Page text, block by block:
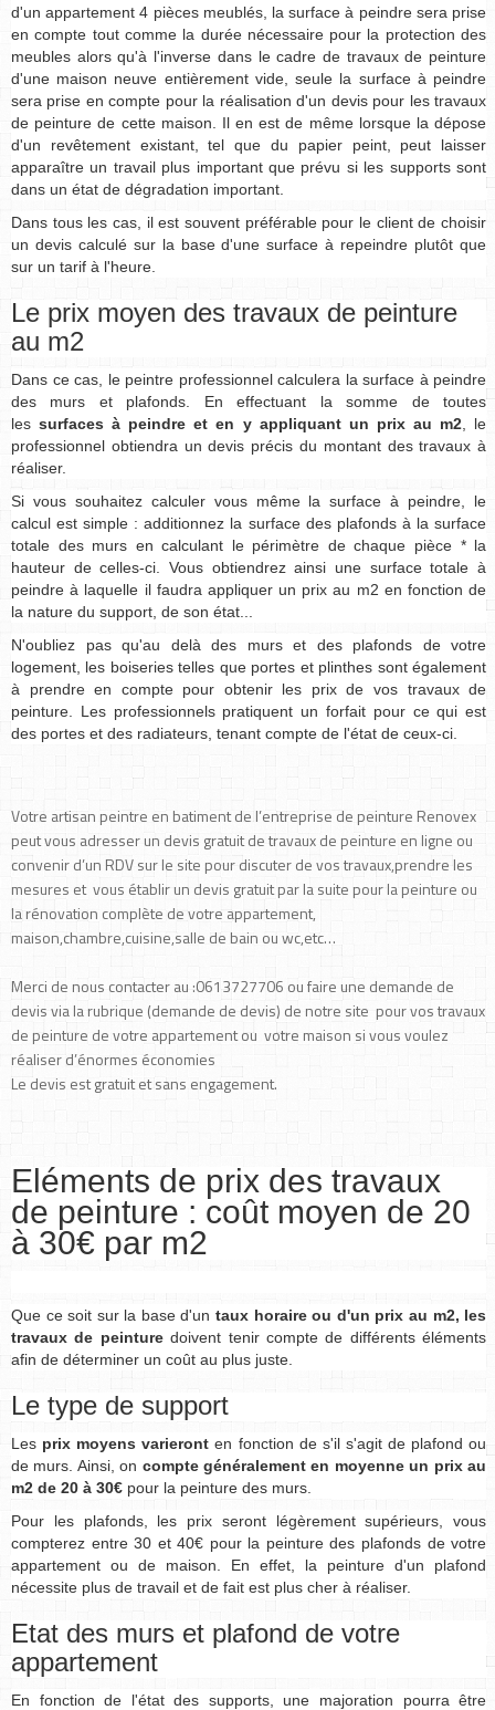
d'un appartement 4 pièces meublés, la surface à peindre sera prise
en compte tout comme la durée nécessaire pour la protection des
meubles alors qu'à l'inverse dans le cadre de travaux de peinture
d'une maison neuve entièrement vide, seule la surface à peindre
sera prise en compte pour la réalisation d'un devis pour les travaux
de peinture de cette maison. Il en est de même lorsque la dépose
d'un revêtement existant, tel que du papier peint, peut laisser
apparaître un travail plus important que prévu si les supports sont
dans un état de dégradation important.
Dans tous les cas, il est souvent préférable pour le client de choisir
un devis calculé sur la base d'une surface à repeindre plutôt que
sur un tarif à l'heure.
Le prix moyen des travaux de peinture
au m2
Dans ce cas, le peintre professionnel calculera la surface à peindre
des murs et plafonds. En effectuant la somme de toutes
les surfaces à peindre et en y appliquant un prix au m2 , le
professionnel obtiendra un devis précis du montant des travaux à
réaliser.
Si vous souhaitez calculer vous même la surface à peindre, le
calcul est simple : additionnez la surface des plafonds à la surface
totale des murs en calculant le périmètre de chaque pièce * la
hauteur de celles-ci. Vous obtiendrez ainsi une surface totale à
peindre à laquelle il faudra appliquer un prix au m2 en fonction de
la nature du support, de son état...
N'oubliez pas qu'au delà des murs et des plafonds de votre
logement, les boiseries telles que portes et plinthes sont également
à prendre en compte pour obtenir les prix de vos travaux de
peinture. Les professionnels pratiquent un forfait pour ce qui est
des portes et des radiateurs, tenant compte de l'état de ceux-ci.
Votre artisan peintre en batiment de l’entreprise de peinture Renovex
peut vous adresser un devis gratuit de travaux de peinture en ligne ou
convenir d’un RDV sur le site pour discuter de vos travaux,prendre les
mesures et vous établir un devis gratuit par la suite pour la peinture ou
la rénovation complète de votre appartement,
maison,chambre,cuisine,salle de bain ou wc,etc…
Merci de nous contacter au :0613727706 ou faire une demande de
devis via la rubrique (demande de devis) de notre site pour vos travaux
de peinture de votre appartement ou votre maison si vous voulez
réaliser d’énormes économies
Le devis est gratuit et sans engagement.
Eléments de prix des travaux
de peinture : coût moyen de 20
à 30€ par m2
Que ce soit sur la base d'un taux horaire ou d'un prix au m2, les
travaux de peinture doivent tenir compte de différents éléments
afin de déterminer un coût au plus juste.
Le type de support
Les prix moyens varieront en fonction de s'il s'agit de plafond ou
de murs. Ainsi, on compte généralement en moyenne un prix au
m2 de 20 à 30€ pour la peinture des murs.
Pour les plafonds, les prix seront légèrement supérieurs, vous
compterez entre 30 et 40€ pour la peinture des plafonds de votre
appartement ou de maison. En effet, la peinture d'un plafond
nécessite plus de travail et de fait est plus cher à réaliser.
Etat des murs et plafond de votre
appartement
En fonction de l'état des supports, une majoration pourra être